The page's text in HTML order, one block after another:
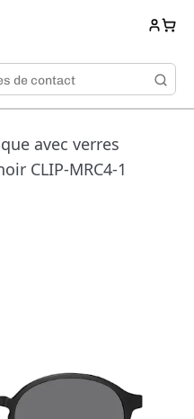
avec verres
CLIP-MRC4-1